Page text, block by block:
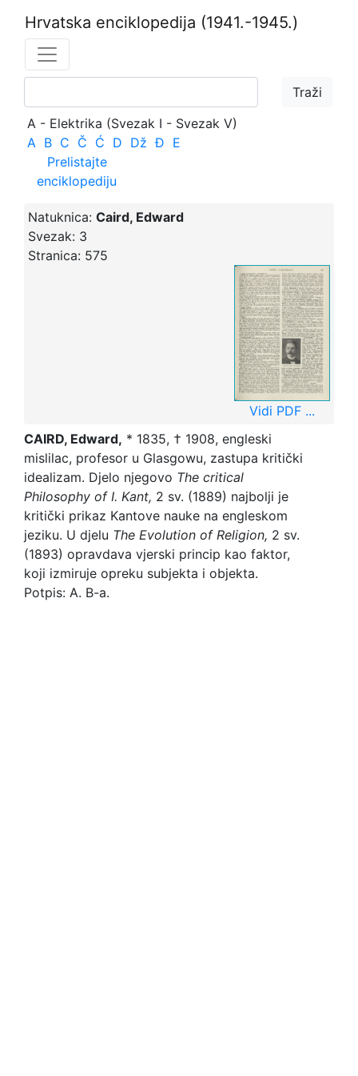
Hrvatska enciklopedija (1941.-1945.)
A - Elektrika (Svezak I - Svezak V)
A B C Č Ć D Dž Đ E
Prelistajte
enciklopediju
Natuknica: Caird, Edward
Svezak: 3
Stranica: 575
Vidi PDF ...
CAIRD, Edward, * 1835, † 1908, engleski
mislilac, profesor u Glasgowu, zastupa kritički
idealizam. Djelo njegovo The critical
Philosophy of I. Kant, 2 sv. (1889) najbolji je
kritički prikaz Kantove nauke na engleskom
jeziku. U djelu The Evolution of Religion, 2 sv.
(1893) opravdava vjerski princip kao faktor,
koji izmiruje opreku subjekta i objekta.
Potpis: A. B-a.